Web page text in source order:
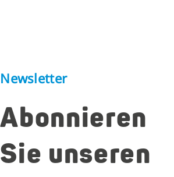
Newsletter
Abonnieren
Sie unseren